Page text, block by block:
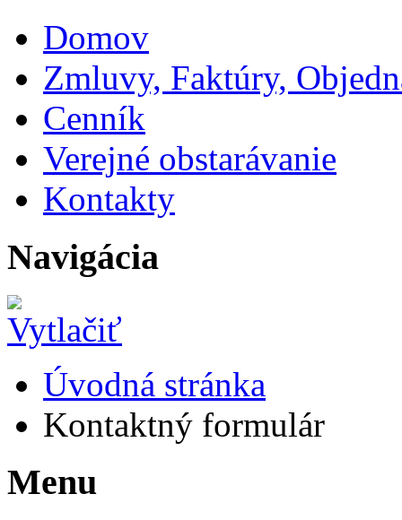
Domov
Zmluvy, Faktúry,
Cenník
Verejné obstarávanie
Kontakty
Navigácia
Úvodná stránka
Kontaktný formulár
Menu